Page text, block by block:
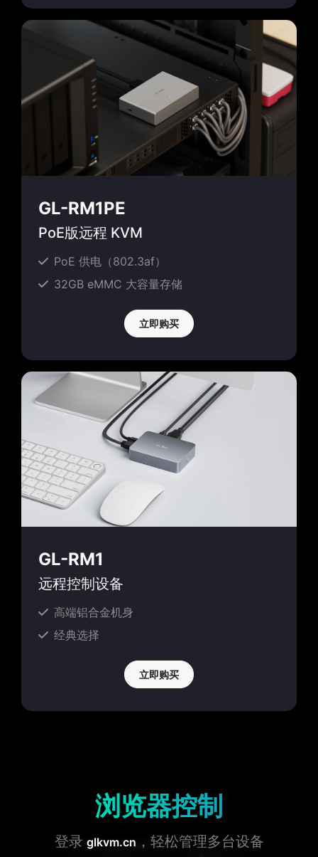
GL-RM1PE
PoE版远程 KVM
PoE 供电（802.3af）
32GB eMMC 大容量存储
立即购买
GL-RM1
远程控制设备
高端铝合金机身
经典选择
立即购买
浏览器控制
登录 glkvm.cn ，轻松管理多台设备